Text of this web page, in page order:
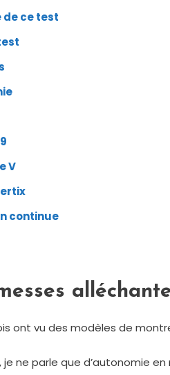
de ce test
V
continue
ont vu des modèles de
ne parle que d’autonomie